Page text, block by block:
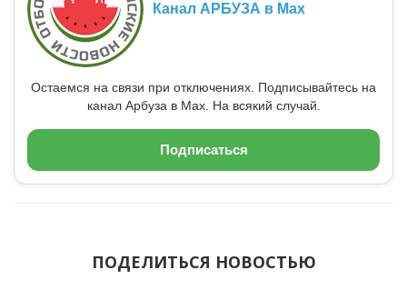
Канал АРБУЗА в Max
Остаемся на связи при отключениях. Подписывайтесь на
канал Арбуза в Max. На всякий случай.
Подписаться
ПОДЕЛИТЬСЯ НОВОСТЬЮ